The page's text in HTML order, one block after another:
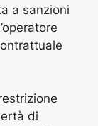
a sanzioni
di